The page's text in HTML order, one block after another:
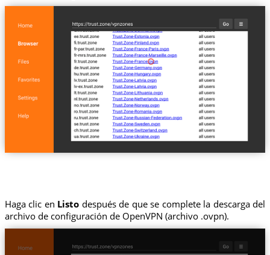
Haga clic en Listo después de que se complete la descarga del
archivo de configuración de OpenVPN (archivo .ovpn).